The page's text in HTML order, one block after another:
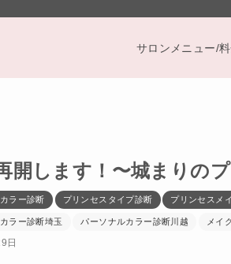
サロンメニュー/
開します！〜城まりの
ラー診断 プリンセスタイプ診断 プリンセスメ
ラー診断埼玉 パーソナルカラー診断川越 メイ
日